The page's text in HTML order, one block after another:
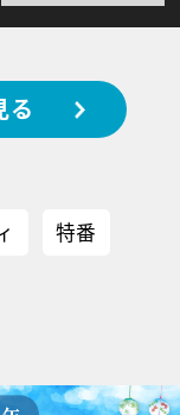
る
特番